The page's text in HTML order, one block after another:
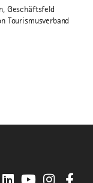
Geschäftsfeld
Tourismusverband
LinkedInYouTube